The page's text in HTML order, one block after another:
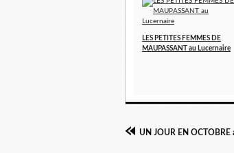
LES PETITES FEMMES DE
MAUPASSANT au Lucernaire
UN JOUR EN OCTOBRE